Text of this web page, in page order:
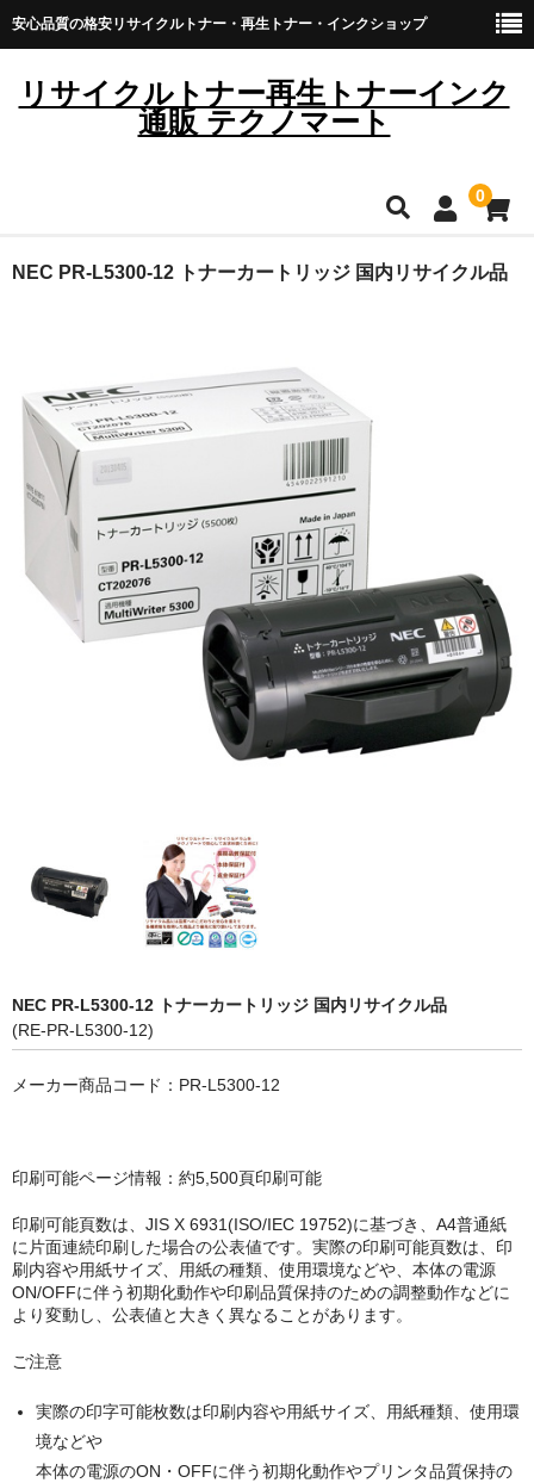
安心品質の格安リサイクルトナー・再生トナー・インクショップ
リサイクルトナー再生トナーインク
通販 テクノマート
0
HOME
キヤノン
ブラザー
リコー
富士フイルムBI
京セラ
パナソニック
インクカートリッジ
ブラザー BROTHER
リコー RICOH
輪転機用インク・マスター
リソー RISO
リコー RICOH
デュプロ duplo
NEC PR-L5300-12 トナーカートリッジ 国内リサイクル品
NEC PR-L5300-12 トナーカートリッジ 国内リサイクル品
(RE-PR-L5300-12)
メーカー商品コード：PR-L5300-12
印刷可能ページ情報：約5,500頁印刷可能
印刷可能頁数は、JIS X 6931(ISO/IEC 19752)に基づき、A4普通紙
に片面連続印刷した場合の公表値です。実際の印刷可能頁数は、印
刷内容や用紙サイズ、用紙の種類、使用環境などや、本体の電源
ON/OFFに伴う初期化動作や印刷品質保持のための調整動作などに
より変動し、公表値と大きく異なることがあります。
ご注意
実際の印字可能枚数は印刷内容や用紙サイズ、用紙種類、使用環
境などや
本体の電源のON・OFFに伴う初期化動作やプリンタ品質保持の